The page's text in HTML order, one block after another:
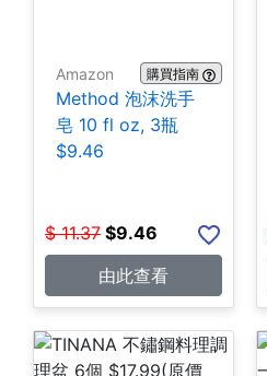
Amazon 購買指南
Method 泡沫洗手
皂 10 fl oz, 3瓶
$9.46
$ 11.37 $9.46
由此查看